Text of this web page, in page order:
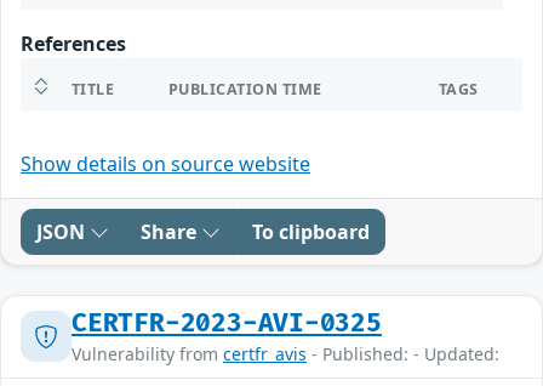
References
TITLE PUBLICATION TIME TAGS
Show details on source website
JSON Share To clipboard
CERTFR-2023-AVI-0325
Vulnerability from certfr_avis - Published: - Updated: